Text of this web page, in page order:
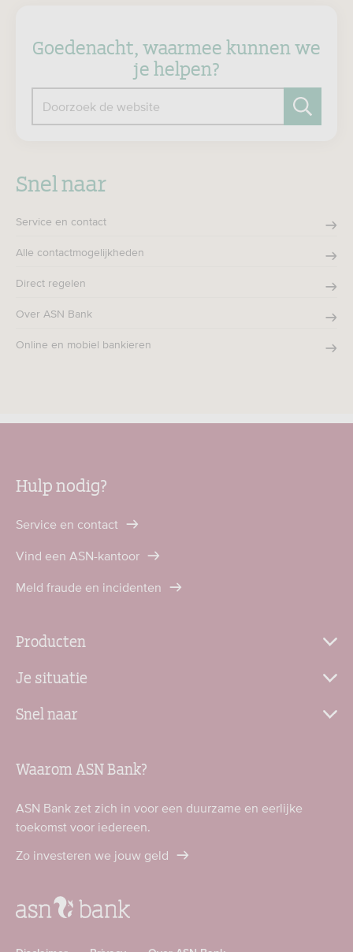
Goedenacht, waarmee kunnen we
je helpen?
Doorzoek de website
Snel naar
Service en contact
Alle contactmogelijkheden
Direct regelen
Over ASN Bank
Online en mobiel bankieren
Hulp nodig?
Service en contact
Vind een ASN-kantoor
Meld fraude en incidenten
Producten
Je situatie
Snel naar
Waarom ASN Bank?
ASN Bank zet zich in voor een duurzame en eerlijke
toekomst voor iedereen.
Zo investeren we jouw geld